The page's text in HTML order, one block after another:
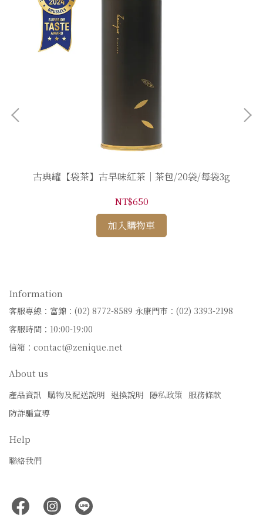
古典罐【袋茶】古早味紅茶｜茶包/20袋/每袋3g
NT$650
加入購物車
Information
客服專線：富錦：(02) 8772-8589 永康門市：(02) 3393-2198
客服時間：10:00-19:00
信箱：contact@zenique.net
About us
產品資訊 購物及配送說明 退換說明 隱私政策 服務條款
防詐騙宣導
Help
聯絡我們